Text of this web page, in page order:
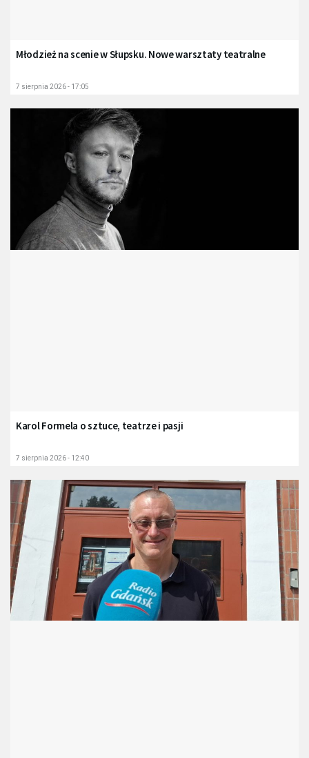
Młodzież na scenie w Słupsku. Nowe warsztaty teatralne
7 sierpnia 2026 - 17:05
Karol Formela o sztuce, teatrze i pasji
7 sierpnia 2026 - 12:40